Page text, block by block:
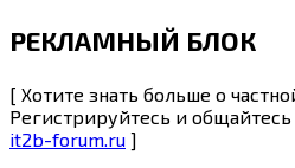
РЕКЛАМНЫЙ БЛОК
[ Хотите знать больше о
Регистрируйтесь и
it2b-forum.ru ]